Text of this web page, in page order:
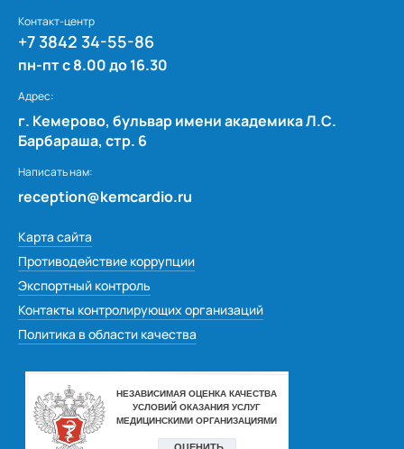
Контакт-центр
+7 3842 34-55-86
пн-пт с 8.00 до 16.30
Адрес:
г. Кемерово, бульвар имени академика Л.С.
Барбараша, стр. 6
Написать нам:
reception@kemcardio.ru
Карта сайта
Противодействие коррупции
Экспортный контроль
Контакты контролирующих организаций
Политика в области качества